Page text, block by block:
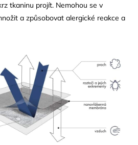
tkaninu projít. Nemohou se v
a způsobovat alergické reakce a